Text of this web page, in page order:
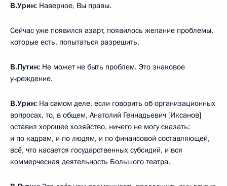
В.Урин: Наверное, Вы правы.
Сейчас уже появился азарт, появилось желание проблемы,
которые есть, попытаться разрешить.
В.Путин: Не может не быть проблем. Это знаковое
учреждение.
В.Урин: На самом деле, если говорить об организационных
вопросах, то, в общем, Анатолий Геннадьевич [Иксанов]
оставил хорошее хозяйство, ничего не могу сказать:
и по кадрам, и по людям, и по финансовой составляющей,
всё, что касается государственных субсидий, и вся
коммерческая деятельность Большого театра.